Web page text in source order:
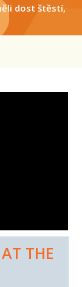
dost štěstí,
THE